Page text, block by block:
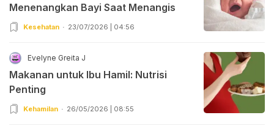
Menenangkan Bayi Saat Menangis
Kesehatan 23/07/2026 | 04:56
Evelyne Greita J
Makanan untuk Ibu Hamil: Nutrisi
Penting
Kehamilan 26/05/2026 | 08:55